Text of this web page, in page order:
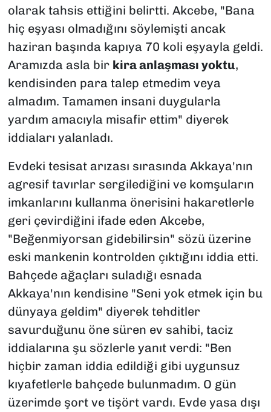
olarak tahsis ettiğini belirtti. Akcebe, "Bana
hiç eşyası olmadığını söylemişti ancak
haziran başında kapıya 70 koli eşyayla geldi.
Aramızda asla bir kira anlaşması yoktu,
kendisinden para talep etmedim veya
almadım. Tamamen insani duygularla
yardım amacıyla misafir ettim" diyerek
iddiaları yalanladı.
Evdeki tesisat arızası sırasında Akkaya'nın
agresif tavırlar sergilediğini ve komşuların
imkanlarını kullanma önerisini hakaretlerle
geri çevirdiğini ifade eden Akcebe,
"Beğenmiyorsan gidebilirsin" sözü üzerine
eski mankenin kontrolden çıktığını iddia etti.
Bahçede ağaçları suladığı esnada
Akkaya'nın kendisine "Seni yok etmek için bu
dünyaya geldim" diyerek tehditler
savurduğunu öne süren ev sahibi, taciz
iddialarına şu sözlerle yanıt verdi: "Ben
hiçbir zaman iddia edildiği gibi uygunsuz
kıyafetlerle bahçede bulunmadım. O gün
üzerimde şort ve tişört vardı. Evde yasa dışı